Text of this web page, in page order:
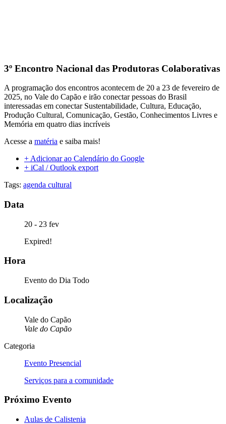
3º Encontro Nacional das Produtoras Colaborativas
A programação dos encontros acontecem de 20 a 23 de fevereiro de
2025, no Vale do Capão e irão conectar pessoas do Brasil
interessadas em conectar Sustentabilidade, Cultura, Educação,
Produção Cultural, Comunicação, Gestão, Conhecimentos Livres e
Memória em quatro dias incríveis
Acesse a matéria e saiba mais!
+ Adicionar ao Calendário do Google
+ iCal / Outlook export
Tags: agenda cultural
Data
20 - 23 fev
Expired!
Hora
Evento do Dia Todo
Localização
Vale do Capão
Vale do Capão
Categoria
Evento Presencial
Serviços para a comunidade
Próximo Evento
Aulas de Calistenia